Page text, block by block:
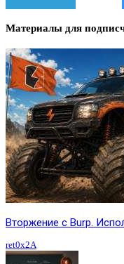
Материалы для
Вторжение с Burp.
ret0x2A